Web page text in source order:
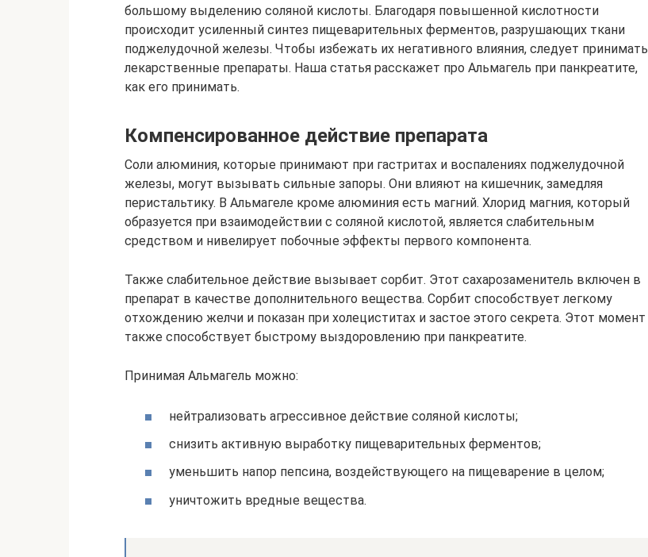
большому выделению соляной кислоты. Благодаря повышенной кислотности
происходит усиленный синтез пищеварительных ферментов, разрушающих ткани
поджелудочной железы. Чтобы избежать их негативного влияния, следует принимать
лекарственные препараты. Наша статья расскажет про Альмагель при панкреатите,
как его принимать.
Компенсированное действие препарата
Соли алюминия, которые принимают при гастритах и воспалениях поджелудочной
железы, могут вызывать сильные запоры. Они влияют на кишечник, замедляя
перистальтику. В Альмагеле кроме алюминия есть магний. Хлорид магния, который
образуется при взаимодействии с соляной кислотой, является слабительным
средством и нивелирует побочные эффекты первого компонента.
Также слабительное действие вызывает сорбит. Этот сахарозаменитель включен в
препарат в качестве дополнительного вещества. Сорбит способствует легкому
отхождению желчи и показан при холециститах и застое этого секрета. Этот момент
также способствует быстрому выздоровлению при панкреатите.
Принимая Альмагель можно:
нейтрализовать агрессивное действие соляной кислоты;
снизить активную выработку пищеварительных ферментов;
уменьшить напор пепсина, воздействующего на пищеварение в целом;
уничтожить вредные вещества.